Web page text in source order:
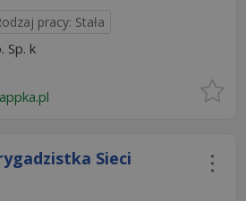
pracy: Stała
Sp. k
Sieci